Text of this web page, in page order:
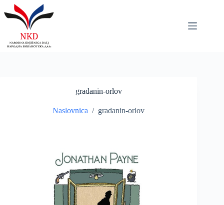
to
content
gradanin-orlov
Naslovnica / gradanin-orlov